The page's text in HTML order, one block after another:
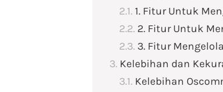
1. Fitur Untuk
2. Fitur Untuk
3. Fitur
Kelebihan dan
Kelebihan